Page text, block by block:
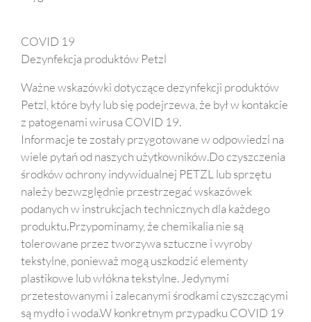
COVID 19
Dezynfekcja produktów Petzl
Ważne wskazówki dotyczące dezynfekcji produktów
Petzl, które były lub się podejrzewa, że był w kontakcie
z patogenami wirusa COVID 19.
Informacje te zostały przygotowane w odpowiedzi na
wiele pytań od naszych użytkowników.Do czyszczenia
środków ochrony indywidualnej PETZL lub sprzętu
należy bezwzględnie przestrzegać wskazówek
podanych w instrukcjach technicznych dla każdego
produktu.Przypominamy, że chemikalia nie są
tolerowane przez tworzywa sztuczne i wyroby
tekstylne, ponieważ mogą uszkodzić elementy
plastikowe lub włókna tekstylne. Jedynymi
przetestowanymi i zalecanymi środkami czyszczącymi
są mydło i woda.W konkretnym przypadku COVID 19